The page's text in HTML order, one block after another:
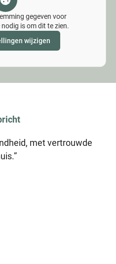
gegeven voor
nodig is om dit te zien.
wijzigen
met vertrouwde